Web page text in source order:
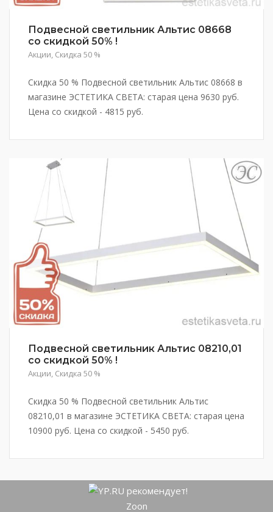
Подвесной светильник Альтис 08668
со скидкой 50% !
Акции Скидка 50 %
Скидка 50 % Подвесной светильник Альтис 08668 в
магазине ЭСТЕТИКА СВЕТА: старая цена 9630 руб.
Цена со скидкой - 4815 руб.
Подвесной светильник Альтис 08210,01
со скидкой 50% !
Акции, Скидка 50 %
Скидка 50 % Подвесной светильник Альтис
08210,01 в магазине ЭСТЕТИКА СВЕТА: старая цена
10900 руб. Цена со скидкой - 5450 руб.
Zoon